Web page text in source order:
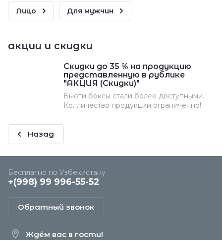
Лицо Для мужчин
акции и скидки
Скидки до 35 % на продукцию
представленную в рублике
"АКЦИЯ (Скидки)"
Бьюти боксы стали более доступными.
Колличество продукции ограниченно!
Назад
Бесплатно по Узбекистану
+(998) 99 996-55-52
Обратный звонок
Ждём вас в гости!